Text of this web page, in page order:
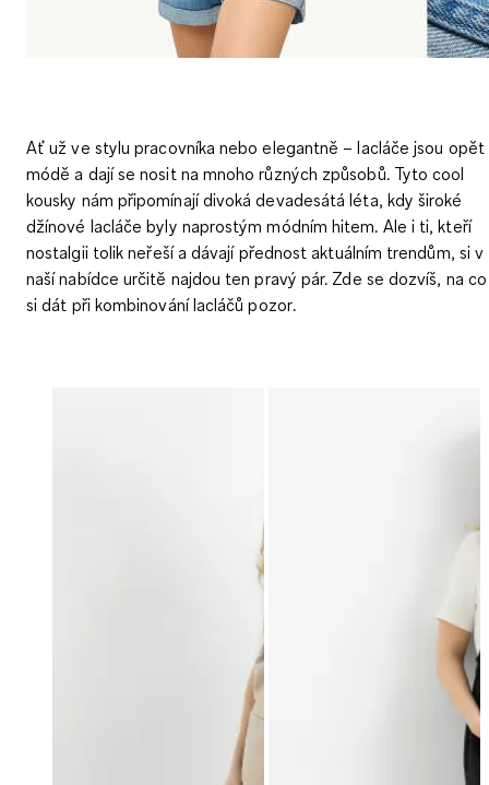
Ať už ve stylu pracovníka nebo elegantně –lacláče jsou opět
módě a dají se nosit na mnoho různých způsobů. Tyto cool
kousky nám připomínají divoká devadesátá léta, kdyširoké
džínové lacláče byly naprostým módním hitem. Ale i ti, kteří
nostalgii tolik neřeší a dávají přednost aktuálním trendům, si v
naší nabídce určitě najdou ten pravý pár. Zde se dozvíš, na co
si dát při kombinování lacláčů pozor.